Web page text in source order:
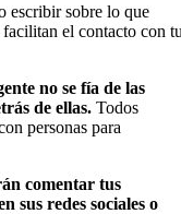
escribir sobre lo que
el contacto con
no se fía de las
de ellas. Todos
personas para
comentar tus
sus redes sociales o